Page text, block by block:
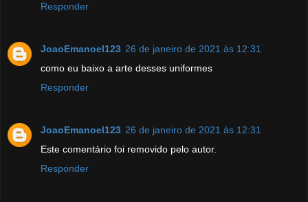
Responder
JoaoEmanoel123 26 de janeiro de 2021 às 12:31
como eu baixo a arte desses uniformes
Responder
JoaoEmanoel123 26 de janeiro de 2021 às 12:31
Este comentário foi removido pelo autor.
Responder